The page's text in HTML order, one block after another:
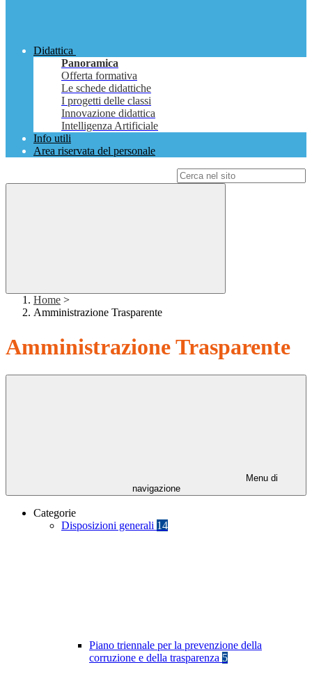
Didattica
Panoramica
Offerta formativa
Le schede didattiche
I progetti delle classi
Innovazione didattica
Intelligenza Artificiale
Info utili
Area riservata del personale
Home >
Amministrazione Trasparente
Amministrazione Trasparente
Menu di
navigazione
Categorie
Disposizioni generali 14
Piano triennale per la prevenzione della
corruzione e della trasparenza 5